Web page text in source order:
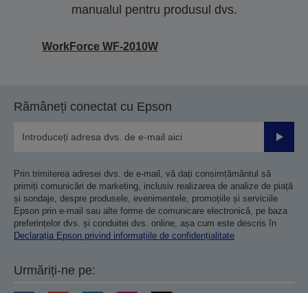
manualul pentru produsul dvs.
WorkForce WF-2010W
Rămâneți conectat cu Epson
Prin trimiterea adresei dvs. de e-mail, vă dați consimțământul să
primiți comunicări de marketing, inclusiv realizarea de analize de piață
și sondaje, despre produsele, evenimentele, promoțiile și serviciile
Epson prin e-mail sau alte forme de comunicare electronică, pe baza
preferințelor dvs. și conduitei dvs. online, așa cum este descris în
Declarația Epson privind informațiile de confidențialitate
Urmăriți-ne pe: